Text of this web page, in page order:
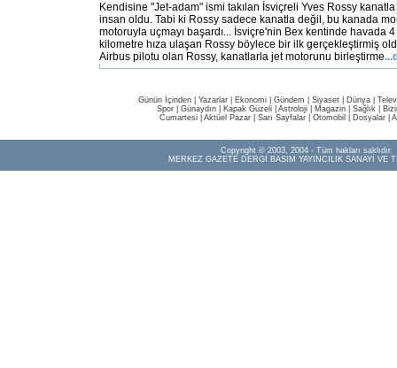
Kendisine "Jet-adam" ismi takılan İsviçreli Yves Rossy
insan oldu. Tabi ki Rossy sadece kanatla değil, bu kanada
motoruyla uçmayı başardı... İsviçre'nin Bex kentinde havada
kilometre hıza ulaşan Rossy böylece bir ilk gerçekleştirmiş
Airbus pilotu olan Rossy, kanatlarla jet motorunu birleştirme
Günün İçinden Yazarlar Ekonomi Gündem Siyaset Dünya |
Spor
Günaydın Kapak Güzeli Astroloji Magazin Sağlık
Cumartesi| Aktüel Pazar| Sarı Sayfalar| Otomobil Dosyalar|
Copyright © 2003, 2004 - Tüm hakları saklıdır.
MERKEZ GAZETE DERGİ BASIM YAYINCILIK SANAYİ VE